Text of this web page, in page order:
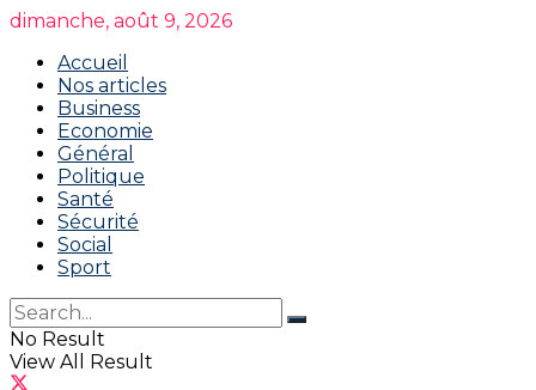
dimanche, août 9, 2026
Accueil
Nos articles
Business
Economie
Général
Politique
Santé
Sécurité
Social
Sport
No Result
View All Result